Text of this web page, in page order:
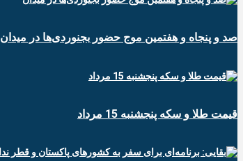
صد و پنجاه و هفتمین موج حضور بجنوردی‌ها در میدان
قیمت طلا و سکه پنجشنبه 15 مرداد